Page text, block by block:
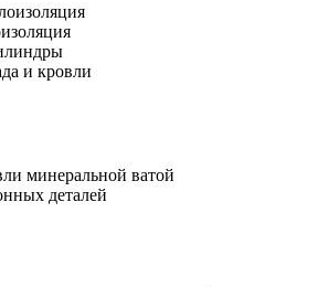
и кровли
минеральной ватой
деталей